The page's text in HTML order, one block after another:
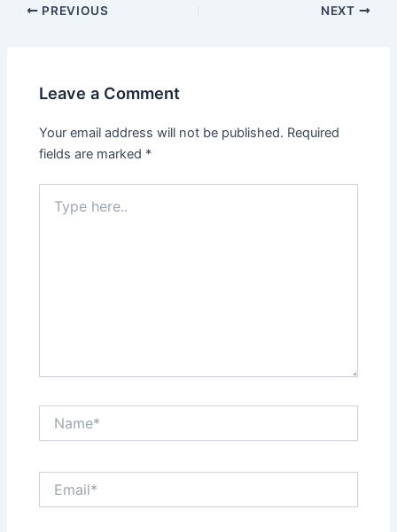
Post
PREVIOUS NEXT
Leave a Comment
Your email address will not be published. Required
fields are marked *
here..